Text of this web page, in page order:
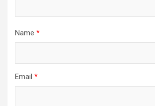
Name *
Email *